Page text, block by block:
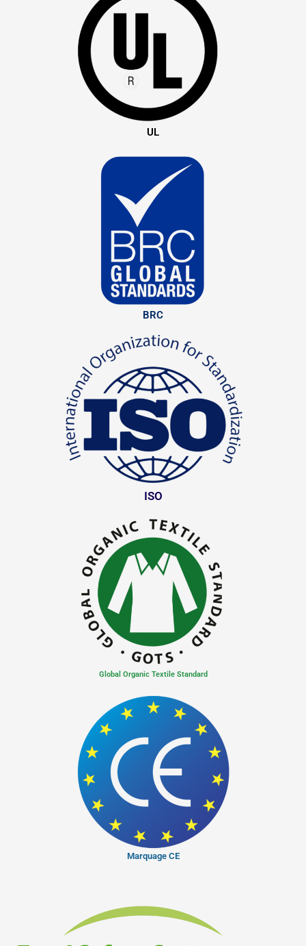
UL
BRC
ISO
Global Organic Textile Standard
Marquage CE